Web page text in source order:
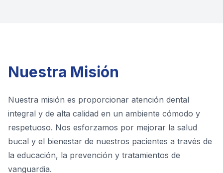
Nuestra Misión
Nuestra misión es proporcionar atención dental
integral y de alta calidad en un ambiente cómodo y
respetuoso. Nos esforzamos por mejorar la salud
bucal y el bienestar de nuestros pacientes a través de
la educación, la prevención y tratamientos de
vanguardia.